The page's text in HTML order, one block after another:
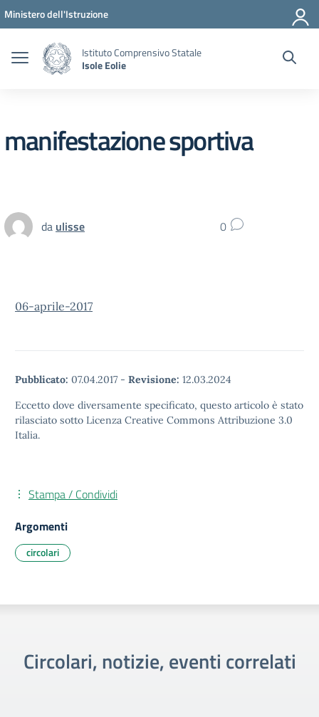
Vai ai contenuti
Vai al menu di navigazione
Vai al footer
Ministero dell'Istruzione
Istituto Comprensivo Statale
Isole Eolie
manifestazione sportiva
da ulisse 0
06-aprile-2017
Pubblicato: 07.04.2017 - Revisione: 12.03.2024
Eccetto dove diversamente specificato, questo articolo è stato
rilasciato sotto Licenza Creative Commons Attribuzione 3.0
Italia.
Stampa / Condividi
Argomenti
circolari
Circolari, notizie, eventi correlati